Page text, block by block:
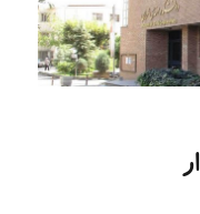
پژوهشی
دانشکده
مهندسی